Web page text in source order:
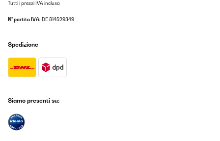
Tutti i prezzi IVA inclusa
N° partita IVA: DE 814529349
Spedizione
Siamo presenti su: